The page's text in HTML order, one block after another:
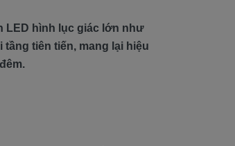
LED hình lục giác lớn như
tiên tiến, mang lại hiệu